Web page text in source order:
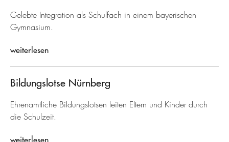
Gelebte Integration als Schulfach in einem bayerischen
Gymnasium.
weiterlesen
Bildungslotse Nürnberg
Ehrenamtliche Bildungslotsen leiten Eltern und Kinder durch
die Schulzeit.
weiterlesen